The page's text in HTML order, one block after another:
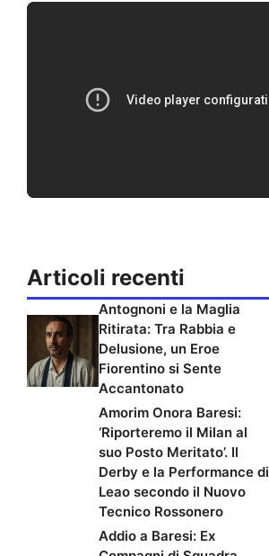
Articoli recenti
Antognoni e la Maglia
Ritirata: Tra Rabbia e
Delusione, un Eroe
Fiorentino si Sente
Accantonato
Amorim Onora Baresi:
‘Riporteremo il Milan al
suo Posto Meritato’. Il
Derby e la Performance di
Leao secondo il Nuovo
Tecnico Rossonero
Addio a Baresi: Ex